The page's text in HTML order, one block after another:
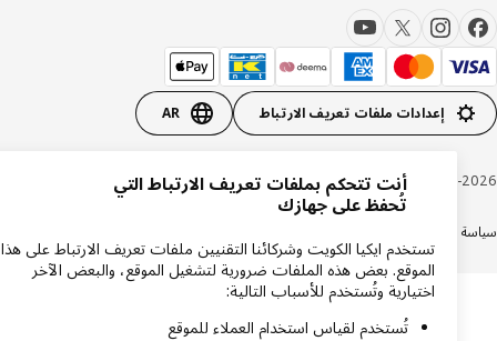
إعدادات ملفات تعريف الارتباط AR
Inter IKEA Systems B.V. 1999-
الكوكيز
أنت تتحكم بملفات تعريف الارتباط التي
تُحفظ على جهازك
تستخدم ايكيا الكويت وشركائنا التقنيين ملفات تعريف الارتباط على هذا
الموقع. بعض هذه الملفات ضرورية لتشغيل الموقع، والبعض الآخر
اختيارية وتُستخدم للأسباب التالية:
تُستخدم لقياس استخدام العملاء للموقع